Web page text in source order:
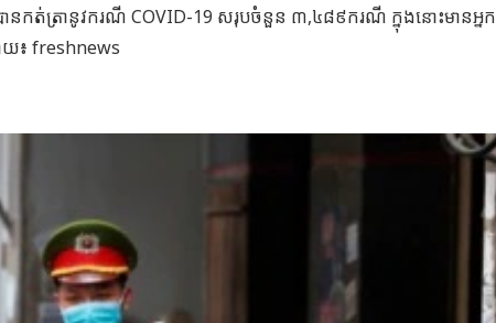
ានកត់ត្រានូវករណី COVID-19 សរុបចំនួន ៣,៤៨៩ករណី ក្នុងនោះមានអ្នក
៖ freshnews